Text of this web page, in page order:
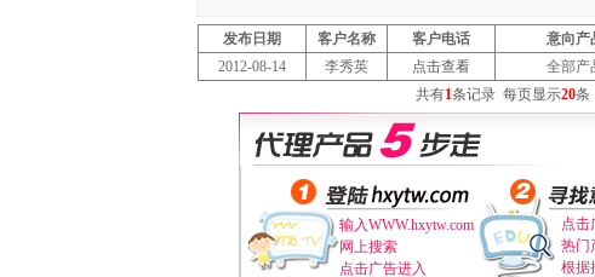
发布日期 客户名称 客户电话 意向产
2012-08-14
李秀英 点击查看 全部产
共有1条记录 每页显示20条
输入WWW.hxytw.com
网上搜索
点击广告进入
点击
热门
根据